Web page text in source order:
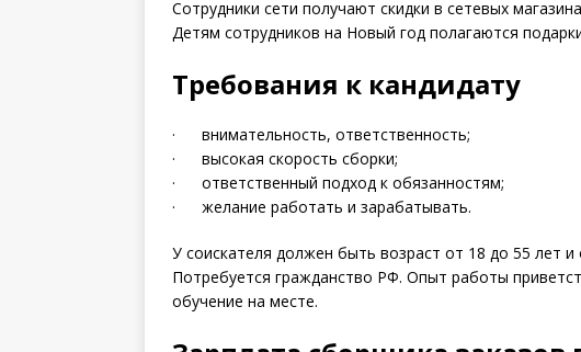
Сотрудники сети получают скидки в сетевых
Детям сотрудников на Новый год полагаются
Требования к кандидату
· внимательность, ответственность;
· высокая скорость сборки;
· ответственный подход к обязанностям;
· желание работать и зарабатывать.
У соискателя должен быть возраст от 18 до 55 лет
Потребуется гражданство РФ. Опыт работы
обучение на месте.